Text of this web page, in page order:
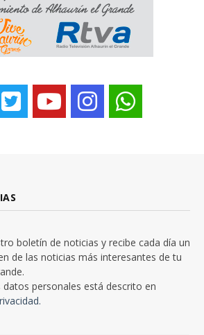
boletín de noticias y recibe cada día un
de las noticias más interesantes de tu
personales está descrito en